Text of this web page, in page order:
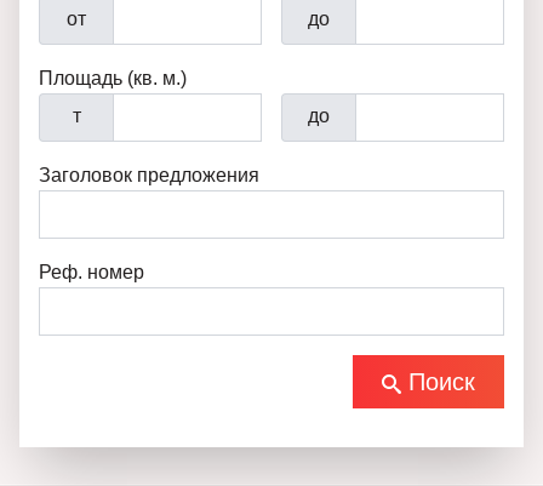
от
до
Площадь (кв. м.)
т
до
Заголовок предложения
Реф. номер
Поиск